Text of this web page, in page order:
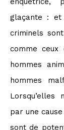
glaçante :
criminels
comme
hommes
hommes
Lorsqu’elles
par une
sont de